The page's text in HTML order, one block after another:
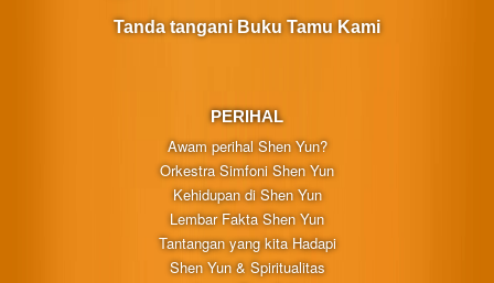
PERIHAL
Awam perihal Shen Yun?
Orkestra Simfoni Shen Yun
Kehidupan di Shen Yun
Lembar Fakta Shen Yun
Tantangan yang kita Hadapi
Shen Yun & Spiritualitas
Tanda tangani Buku Tamu Kami